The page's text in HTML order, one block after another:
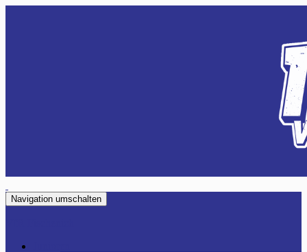
Navigation umschalten